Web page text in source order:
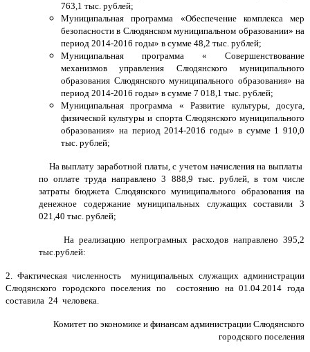
763,1 тыс. рублей;
Муниципальная программа «Обеспечение комплекса мер
безопасности в Слюдянском муниципальном образовании» на
период 2014-2016 годы» в сумме 48,2 тыс. рублей;
Муниципальная программа « Совершенствование
механизмов управления Слюдянского муниципального
образования Слюдянского муниципального образования» на
период 2014-2016 годы» в сумме 7 018,1 тыс. рублей;
Муниципальная программа « Развитие культуры, досуга,
физической культуры и спорта Слюдянского муниципального
образования» на период 2014-2016 годы» в сумме 1 910,0
тыс. рублей;
На выплату заработной платы, с учетом начисления на выплаты
по оплате труда направлено 3 888,9 тыс. рублей, в том числе
затраты бюджета Слюдянского муниципального образования на
денежное содержание муниципальных служащих составили 3
021,40 тыс. рублей;
На реализацию непрограмных расходов направлено 395,2
тыс.рублей:
2. Фактическая численность муниципальных служащих администрации
Слюдянского городского поселения по состоянию на 01.04.2014 года
составила 24 человека.
Комитет по экономике и финансам администрации Слюдянского
городского поселения